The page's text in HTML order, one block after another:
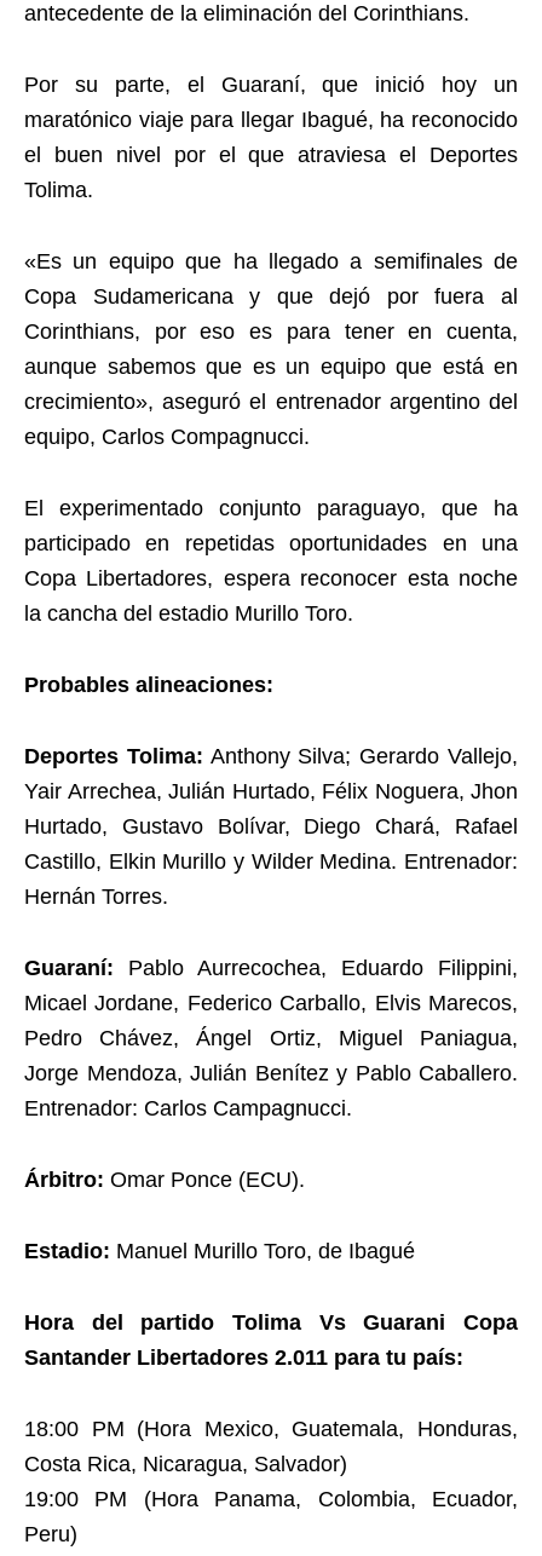
antecedente de la eliminación del Corinthians.
Por su parte, el Guaraní, que inició hoy un
maratónico viaje para llegar Ibagué, ha reconocido
el buen nivel por el que atraviesa el Deportes
Tolima.
«Es un equipo que ha llegado a semifinales de
Copa Sudamericana y que dejó por fuera al
Corinthians, por eso es para tener en cuenta,
aunque sabemos que es un equipo que está en
crecimiento», aseguró el entrenador argentino del
equipo, Carlos Compagnucci.
El experimentado conjunto paraguayo, que ha
participado en repetidas oportunidades en una
Copa Libertadores, espera reconocer esta noche
la cancha del estadio Murillo Toro.
Probables alineaciones:
Deportes Tolima: Anthony Silva; Gerardo Vallejo,
Yair Arrechea, Julián Hurtado, Félix Noguera, Jhon
Hurtado, Gustavo Bolívar, Diego Chará, Rafael
Castillo, Elkin Murillo y Wilder Medina. Entrenador:
Hernán Torres.
Guaraní: Pablo Aurrecochea, Eduardo Filippini,
Micael Jordane, Federico Carballo, Elvis Marecos,
Pedro Chávez, Ángel Ortiz, Miguel Paniagua,
Jorge Mendoza, Julián Benítez y Pablo Caballero.
Entrenador: Carlos Campagnucci.
Árbitro: Omar Ponce (ECU).
Estadio: Manuel Murillo Toro, de Ibagué
Hora del partido Tolima Vs Guarani Copa
Santander Libertadores 2.011 para tu país:
18:00 PM (Hora Mexico, Guatemala, Honduras,
Costa Rica, Nicaragua, Salvador)
19:00 PM (Hora Panama, Colombia, Ecuador,
Peru)